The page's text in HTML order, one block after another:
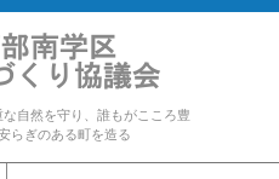
自然を守り、誰もがこころ豊
らぎのある町を造る